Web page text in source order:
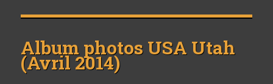
Album photos USA Utah
(Avril 2014)